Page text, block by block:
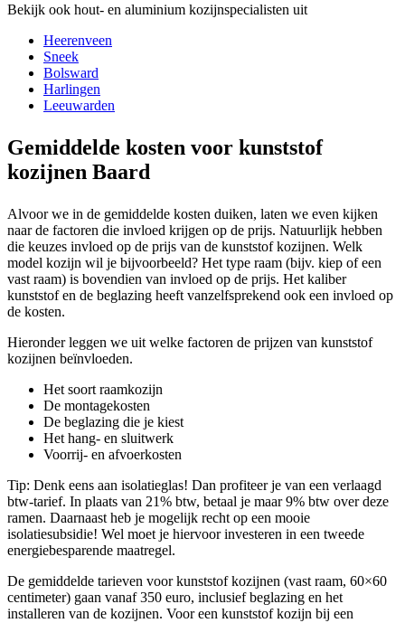
Bekijk ook hout- en aluminium kozijnspecialisten uit
Heerenveen
Sneek
Bolsward
Harlingen
Leeuwarden
Gemiddelde kosten voor kunststof
kozijnen Baard
Alvoor we in de gemiddelde kosten duiken, laten we even kijken
naar de factoren die invloed krijgen op de prijs. Natuurlijk hebben
die keuzes invloed op de prijs van de kunststof kozijnen. Welk
model kozijn wil je bijvoorbeeld? Het type raam (bijv. kiep of een
vast raam) is bovendien van invloed op de prijs. Het kaliber
kunststof en de beglazing heeft vanzelfsprekend ook een invloed op
de kosten.
Hieronder leggen we uit welke factoren de prijzen van kunststof
kozijnen beïnvloeden.
Het soort raamkozijn
De montagekosten
De beglazing die je kiest
Het hang- en sluitwerk
Voorrij- en afvoerkosten
Tip: Denk eens aan isolatieglas! Dan profiteer je van een verlaagd
btw-tarief. In plaats van 21% btw, betaal je maar 9% btw over deze
ramen. Daarnaast heb je mogelijk recht op een mooie
isolatiesubsidie! Wel moet je hiervoor investeren in een tweede
energiebesparende maatregel.
De gemiddelde tarieven voor kunststof kozijnen (vast raam, 60×60
centimeter) gaan vanaf 350 euro, inclusief beglazing en het
installeren van de kozijnen. Voor een kunststof kozijn bij een